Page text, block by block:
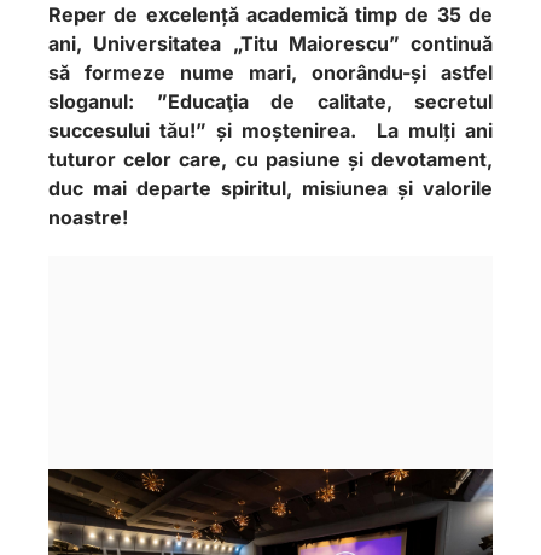
Reper de excelență academică timp de 35 de
ani, Universitatea „Titu Maiorescu” continuă
să formeze nume mari, onorându-și astfel
sloganul: ”Educaţia de calitate, secretul
succesului tău!” și moștenirea. La mulți ani
tuturor celor care, cu pasiune și devotament,
duc mai departe spiritul, misiunea și valorile
noastre!